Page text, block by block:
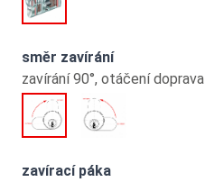
směr zavírání
zavírání 90°, otáčení doprava
zavírací páka